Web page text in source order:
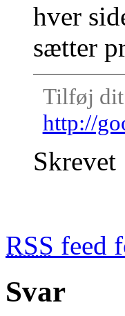
hver
sætter
Tilføj dit
http://
Skrevet
RSS feed
Svar